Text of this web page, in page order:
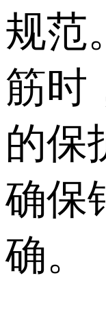
规范
筋时
的保
确保
确。